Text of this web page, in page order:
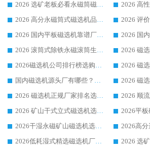
2026 选矿老板必看永磁筒磁选机推荐 行业头部品牌口碑设备选购全攻略
2026 高分永磁筒式磁选机品牌推荐 选矿设备强者对比测评采购避坑全攻略
2026 国内平板磁选机靠谱厂家排名 行业实测口碑设备按需选购全指南
2026 滚筒式除铁永磁滚筒生产厂家推荐排名|行业口碑选购指南，领域强者源头厂商精选
2026磁选机公司排行榜选购指南|正规源头厂家推荐，领域强者高性价比靠谱信赖品牌
国内磁选机源头厂有哪些？2026 综合实力排名与采购避坑技巧
2026 磁选机正规厂家排名选购指南|行业口碑信赖品牌推荐性价比高靠谱磁电企业
2026 矿山干式立式磁选机选型攻略 梳理深耕磁电装备多年靠谱生产厂商
2026干湿永磁矿山磁选机选型攻略 优质生产厂家排名 选矿领域高口碑品牌推荐指南
2026低耗湿式精​选磁选机厂家怎么选?湿式精选磁选机供应商，行业认可度较高生产厂家华体会手机网页版-华体会(中国) 全面解析